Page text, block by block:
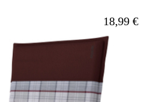
Ab
18,99 €